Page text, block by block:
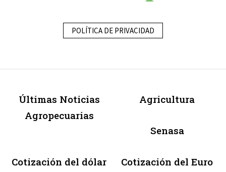
POLÍTICA DE PRIVACIDAD
Últimas Noticias
Agropecuarias
Agricultura
Senasa
Cotización del dólar Cotización del Euro